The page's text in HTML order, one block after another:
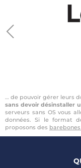
… de pouvoir gérer leurs
sans devoir désinstaller
serveurs sans OS vous
données. Si le format
proposons des